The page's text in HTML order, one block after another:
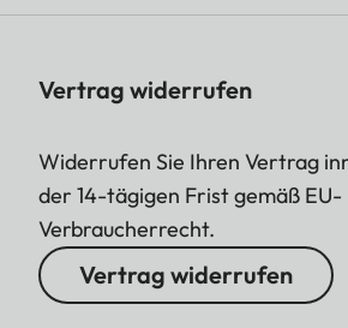
Vertrag widerrufen
Widerrufen Sie Ihren Vertrag
der 14-tägigen Frist gemäß EU-
Verbraucherrecht.
Vertrag widerrufen